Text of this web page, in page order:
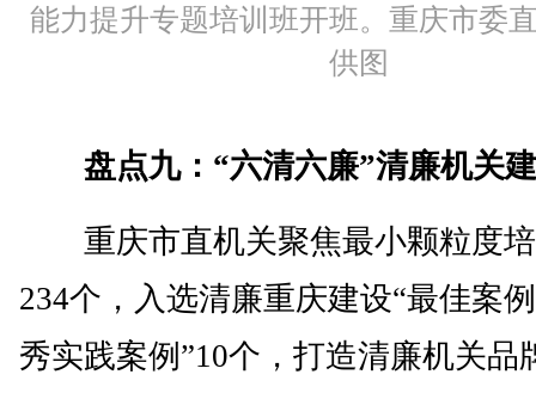
能力提升专题培训班开班。重庆市委
供图
盘点九：“六清六廉”清廉机关
重庆市直机关聚焦最小颗粒度培
234个，入选清廉重庆建设“最佳案
秀实践案例”10个，打造清廉机关品